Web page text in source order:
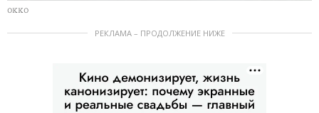
OKKO
РЕКЛАМА – ПРОДОЛЖЕНИЕ НИЖЕ